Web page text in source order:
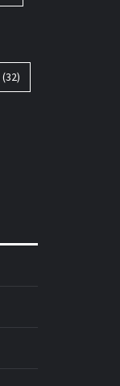
(32)